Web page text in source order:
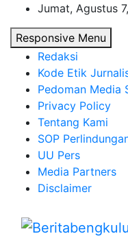
content
Jumat, Agustus
Responsive Menu
Redaksi
Kode Etik
Pedoman Media
Privacy Policy
Tentang Kami
SOP
UU Pers
Media Partners
Disclaimer